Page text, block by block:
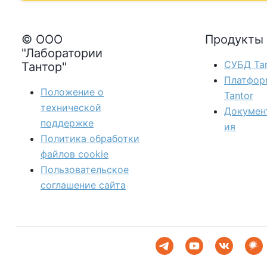
© ООО
"Лаборатории
Тантор"
Положение о
технической
поддержке
Политика обработки
файлов сookie
Пользовательское
соглашение сайта
Продукты
СУБД
Tantor
ия